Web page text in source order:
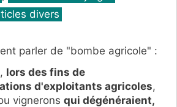
divers
parler de "bombe agricole" :
lors des fins de
d'exploitants agricoles,
vignerons qui dégénéraient,